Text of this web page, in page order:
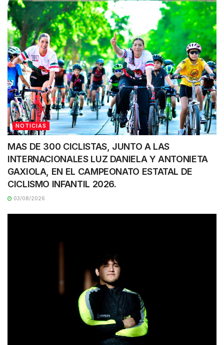
NOTICIAS
MAS DE 300 CICLISTAS, JUNTO A LAS
INTERNACIONALES LUZ DANIELA Y ANTONIETA
GAXIOLA, EN EL CAMPEONATO ESTATAL DE
CICLISMO INFANTIL 2026.
03/08/2026